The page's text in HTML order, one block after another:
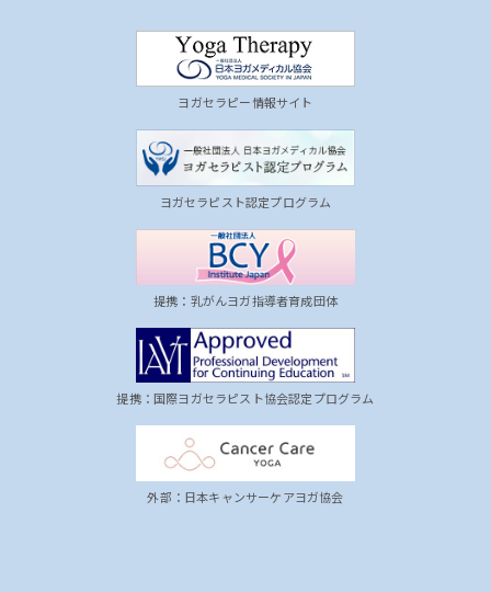
ヨガセラピー情報サイト
ヨガセラピスト認定プログラム
提携：乳がんヨガ指導者育成団体
提携：国際ヨガセラピスト協会認定プログラム
外部：日本キャンサーケアヨガ協会